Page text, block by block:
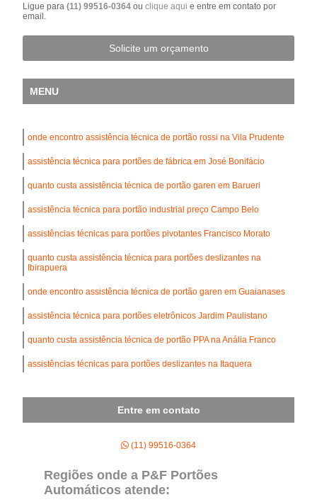
Ligue para(11) 99516-0364ouclique aqui e entre em contato por
email.
Solicite um orçamento
MENU
onde encontro assistência técnica de portão rossi na Vila Prudente
assistência técnica para portões de fábrica em José Bonifácio
quanto custa assistência técnica de portão garen em Barueri
assistência técnica para portão industrial preço Campo Belo
assistências técnicas para portões pivotantes Francisco Morato
quanto custa assistência técnica para portões deslizantes na
Ibirapuera
onde encontro assistência técnica de portão garen em Guaianases
assistência técnica para portões eletrônicos Jardim Paulistano
quanto custa assistência técnica de portão PPA na Anália Franco
assistências técnicas para portões deslizantes na Itaquera
Entre em contato
(11) 99516-0364
Regiões onde a P&F Portões
Automáticos atende: